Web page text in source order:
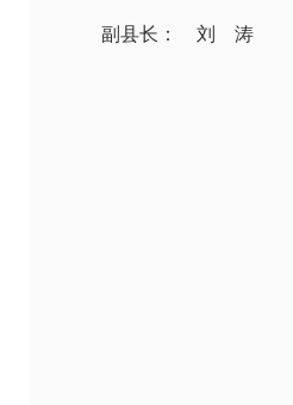
副县长： 刘 涛